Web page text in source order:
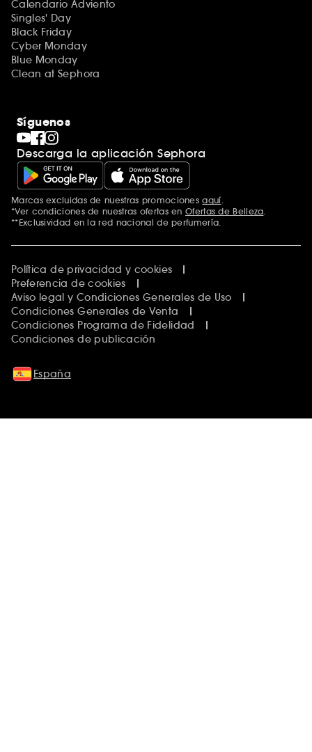
Calendario Adviento
Singles' Day
Black Friday
Cyber Monday
Blue Monday
Clean at Sephora
Síguenos
Descarga la aplicación Sephora
Marcas excluidas de nuestras promocionesaquí
*Ver condiciones de nuestras ofertas en Ofertas de Belleza
**Exclusividad en la red nacional de perfumería.
Política de privacidad y cookies
Preferencia de cookies
Aviso legal y Condiciones Generales de Uso
Condiciones Generales de Venta
Condiciones Programa de Fidelidad
Condiciones de publicación
España